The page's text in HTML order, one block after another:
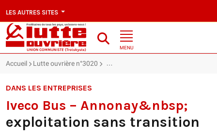
LES AUTRES SITES
MENU
Accueil Lutte ouvrière n°3020 Iveco Bus – Annonay : exploitation
DANS LES ENTREPRISES
Iveco Bus – Annonay&nbsp;
exploitation sans transition